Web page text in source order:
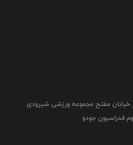
خیابان مفتح مجموعه ورزشی شیرودی